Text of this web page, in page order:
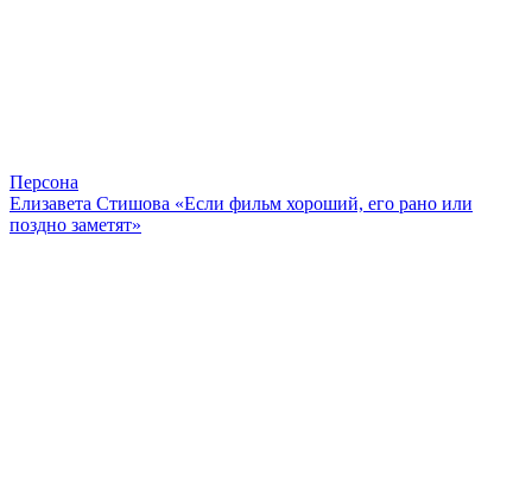
Персона
Елизавета Стишова «Если фильм хороший, его рано или
поздно заметят»